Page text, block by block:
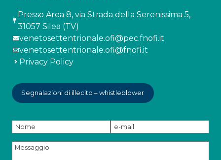
Presso Area 8, via Strada della Serenissima 5,
31057 Silea (TV)
venetosettentrionale.ofi@pec.fnofi.it
venetosettentrionale.ofi@fnofi.it
Privacy Policy
Segnalazioni di illecito – whistleblower